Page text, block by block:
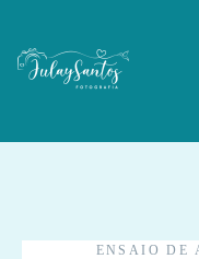
ENSAIO DE